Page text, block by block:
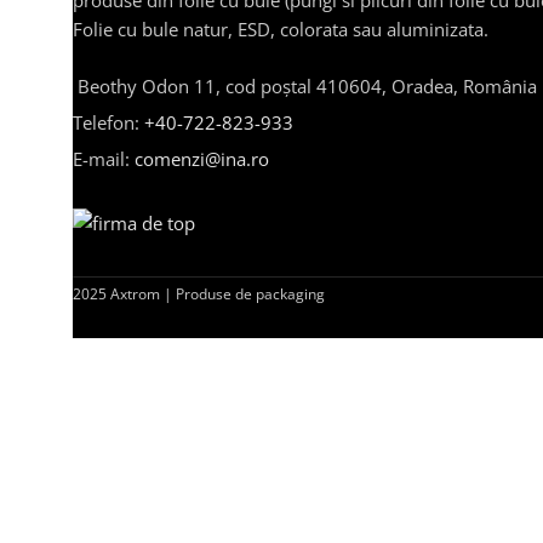
Folie cu bule natur, ESD, colorata sau aluminizata.
Beothy Odon 11, cod poștal 410604, Oradea, România
Telefon: +40-722-823-933
E-mail: comenzi@ina.ro
2025 Axtrom | Produse de packaging